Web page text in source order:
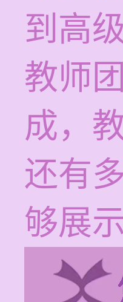
到高
教师
成，
还有
够展